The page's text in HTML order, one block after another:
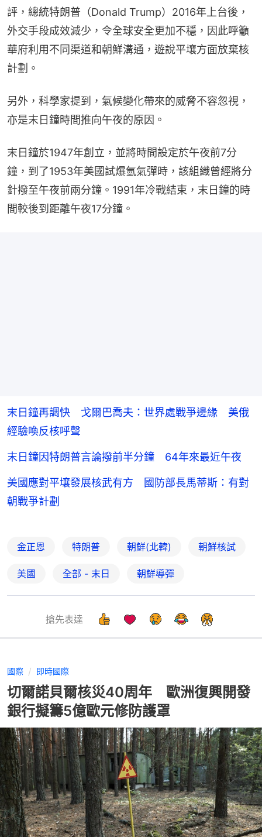
評，總統特朗普（Donald Trump）2016年上台後，
外交手段成效減少，令全球安全更加不穩，因此呼籲
華府利用不同渠道和朝鮮溝通，遊說平壤方面放棄核
計劃。
另外，科學家提到，氣候變化帶來的威脅不容忽視，
亦是末日鐘時間推向午夜的原因。
末日鐘於1947年創立，並將時間設定於午夜前7分
鐘，到了1953年美國試爆氫氣彈時，該組織曾經將分
針撥至午夜前兩分鐘。1991年冷戰結束，末日鐘的時
間較後到距離午夜17分鐘。
末日鐘再調快 戈爾巴喬夫：世界處戰爭邊緣 美俄
經驗喚反核呼聲
末日鐘因特朗普言論撥前半分鐘 64年來最近午夜
美國應對平壤發展核武有方 國防部長馬蒂斯：有對
朝戰爭計劃
金正恩 特朗普 朝鮮(北韓) 朝鮮核試
美國 全部 - 末日 朝鮮導彈
搶先表達
國際 即時國際
切爾諾貝爾核災40周年 歐洲復興開發
銀行擬籌5億歐元修防護罩